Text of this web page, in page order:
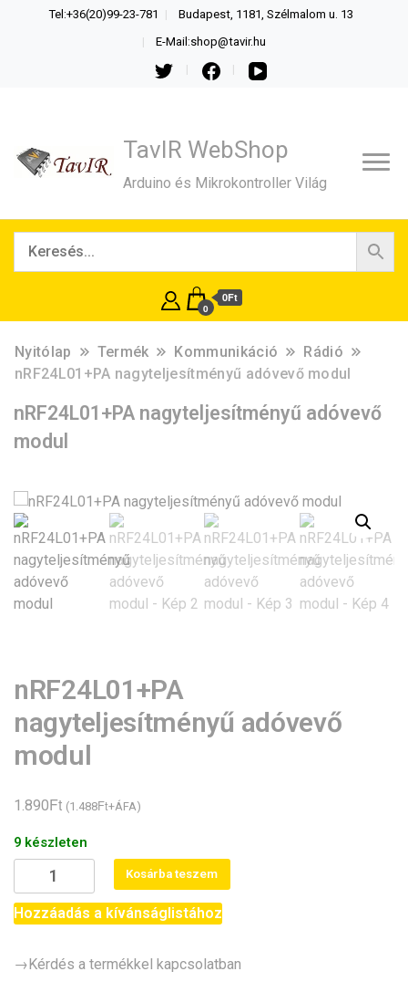
Tel:+36(20)99-23-781 Budapest, 1181, Szélmalom u. 13
E-Mail:shop@tavir.hu
TavIR WebShop
Arduino és Mikrokontroller Világ
0
0Ft
Nyitólap Termék Kommunikáció
Rádió
nRF24L01+PA nagyteljesítményű adóvevő modul
nRF24L01+PA nagyteljesítményű adóvevő
modul
nRF24L01+PA
nagyteljesítményű adóvevő
modul
1.890Ft (1.488Ft+ÁFA)
9 készleten
nRF24L01+PA
nagyteljesítményű
adóvevő
mennyiség
Kosárba teszem
Hozzáadás a kívánságlistához
→Kérdés a termékkel kapcsolatban